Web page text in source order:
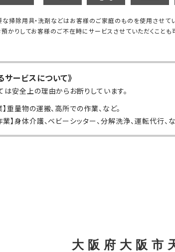
掃除用具・洗剤などはお客様のご家庭のものを使用させてい
かりしてお客様のご不在時にサービスさせていただくことも
サービスについて》
は安全上の理由からお断りしています。
重量物の運搬、高所での作業、など。
】身体介護、ベビーシッター、分解洗浄、運転代行、な
大阪府大阪市